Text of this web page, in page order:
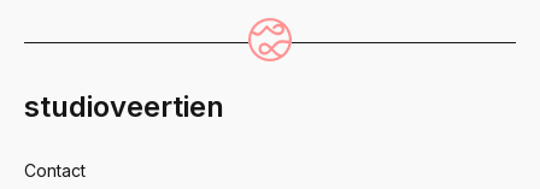
studioveertien
Contact